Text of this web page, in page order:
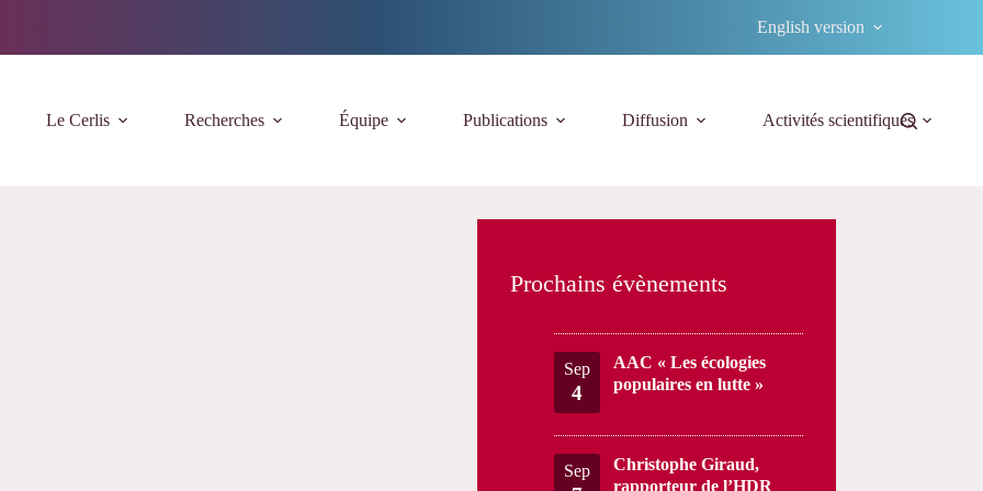
English version
Le Cerlis Recherches Équipe Publications Diffusion Activités scientifiques
Prochains évènements
Sep
4
AAC « Les écologies
populaires en lutte »
Sep
Christophe Giraud,
rapporteur de l’HDR